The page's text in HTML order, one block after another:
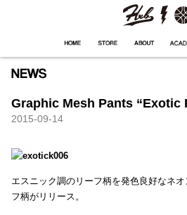
Graphic Mesh Pants “Exotic
2015-09-14
エスニック調のリーフ柄を発色良好なネ
フ柄がリリース。